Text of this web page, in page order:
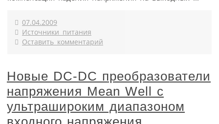
07.04.2009
Источники питания
Оставить комментарий
Новые DC-DC преобразователи
напряжения Mean Well с
ультрашироким диапазоном